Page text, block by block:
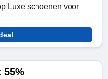
Luxe schoenen voor
55%